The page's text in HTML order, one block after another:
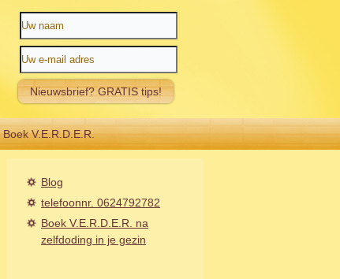
Boek V.E.R.D.E.R.
Blog
telefoonnr. 0624792782
Boek V.E.R.D.E.R. na
zelfdoding in je gezin